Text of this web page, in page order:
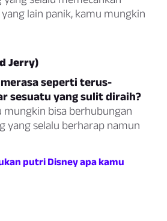
lain panik, kamu mungkin
Jerry)
seperti terus-
sesuatu yang sulit diraih?
mungkin bisa berhubungan
yang selalu berharap namun
putri Disney apa kamu